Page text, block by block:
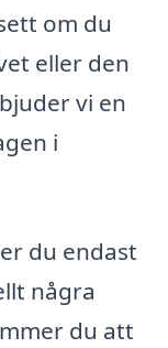
om du
eller den
vi en
i
du endast
några
du att